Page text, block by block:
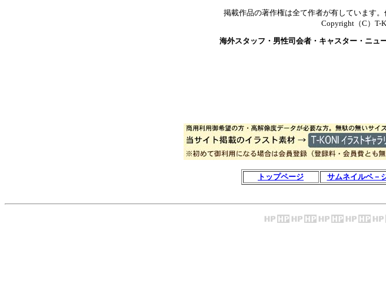
掲載作品の著作権は全て作者が有しています
Copyright（C）T-
海外スタッフ・男性司会者・キャスター・ニュ
トップページ サムネイルペ－